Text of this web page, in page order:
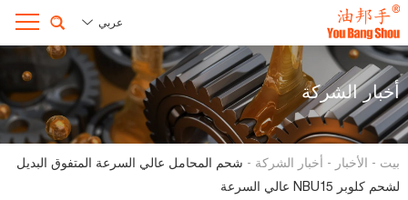
عربي
أخبار الشركة
بيت - الأخبار - أخبار الشركة - شحم المحامل عالي السرعة المتفوق البديل
لشحم كلوبر NBU15 عالي السرعة